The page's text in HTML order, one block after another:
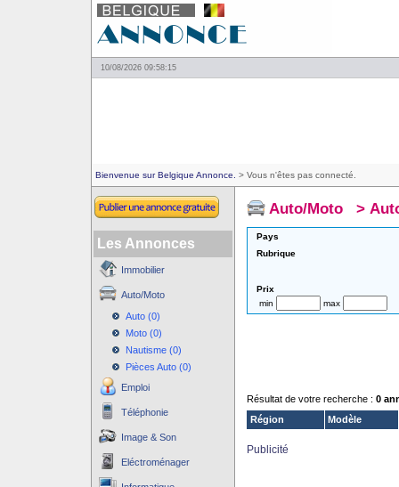
10/08/2026 09:58:15
Bienvenue sur Belgique Annonce. > Vous n'êtes pas connecté.
Les Annonces
Immobilier
Auto/Moto
Auto (0)
Moto (0)
Nautisme (0)
Pièces Auto (0)
Emploi
Téléphonie
Image & Son
Eléctroménager
Auto/Moto >
Pays
Rubrique
Prix
min
max
Résultat de votre recherche : 0
Région
Modèle
Publicité